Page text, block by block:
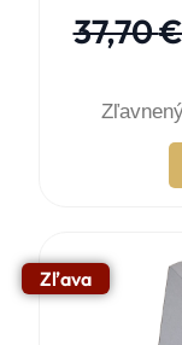
37,70€
Zľava